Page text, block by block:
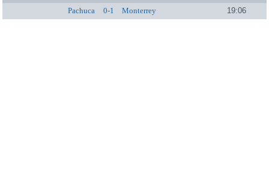
Pachuca
0-1 Monterrey 19:06